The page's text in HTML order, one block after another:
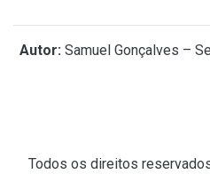
Autor: Samuel Gonçalves –
Todos os direitos